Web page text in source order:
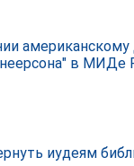
в МИДе
иудеям